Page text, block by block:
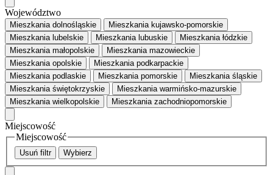
Województwo
Mieszkania dolnośląskie
Mieszkania kujawsko-pomorskie
Mieszkania lubelskie
Mieszkania lubuskie
Mieszkania łódzkie
Mieszkania małopolskie
Mieszkania mazowieckie
Mieszkania opolskie
Mieszkania podkarpackie
Mieszkania podlaskie
Mieszkania pomorskie
Mieszkania śląskie
Mieszkania świętokrzyskie
Mieszkania warmińsko-mazurskie
Mieszkania wielkopolskie
Mieszkania zachodniopomorskie
Miejscowość
Miejscowość
Usuń filtr Wybierz